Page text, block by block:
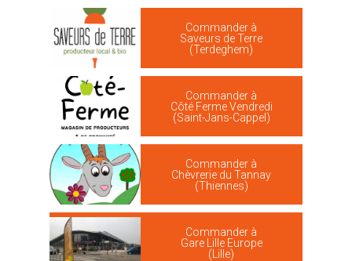
Commander à
Saveurs de Terre
(Terdeghem)
Commander à
Côté Ferme Vendredi
(Saint-Jans-Cappel)
Commander à
Chèvrerie du Tannay
(Thiennes)
Commander à
Gare Lille Europe
(Lille)